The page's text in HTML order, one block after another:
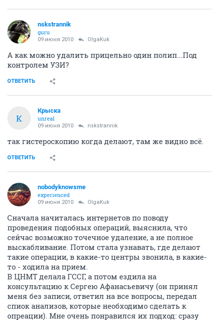
nskstrannik
guru
09 июня 2010 OlgaKuk
А как можно удалить прицельно один полип...Под
контролем УЗИ?
ОТВЕТИТЬ
К
Крыска
unreal
09 июня 2010 nskstrannik
так гистероскопию когда делают, там же видно всё.
ОТВЕТИТЬ
nobodyknowsme
experienced
09 июня 2010 OlgaKuk
Сначала начиталась интернетов по поводу
проведения подобных операций, выяснила, что
сейчас возможно точечное удаление, а не полное
выскабливание. Потом стала узнавать, где делают
такие операции, в какие-то центры звонила, в какие-
то - ходила на прием.
В ЦНМТ делала ГССГ, а потом ездила на
консультацию к Сергею Афанасьевичу (он принял
меня без записи, ответил на все вопросы, передал
спиок анализов, которые необходимо сделать к
опреации). Мне очень понравился их подход: сразу